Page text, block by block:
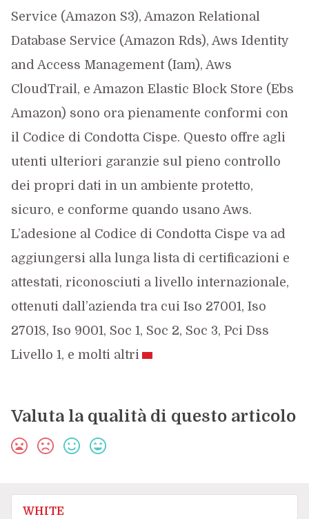
Service (Amazon S3), Amazon Relational
Database Service (Amazon Rds), Aws Identity
and Access Management (Iam), Aws
CloudTrail, e Amazon Elastic Block Store (Ebs
Amazon) sono ora pienamente conformi con
il Codice di Condotta Cispe. Questo offre agli
utenti ulteriori garanzie sul pieno controllo
dei propri dati in un ambiente protetto,
sicuro, e conforme quando usano Aws.
L’adesione al Codice di Condotta Cispe va ad
aggiungersi alla lunga lista di certificazioni e
attestati, riconosciuti a livello internazionale,
ottenuti dall’azienda tra cui Iso 27001, Iso
27018, Iso 9001, Soc 1, Soc 2, Soc 3, Pci Dss
Livello 1, e molti altri
Valuta la qualità di questo articolo
WHITE